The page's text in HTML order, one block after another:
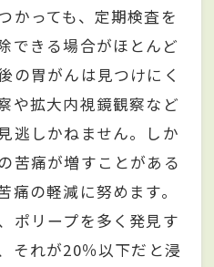
かっても、定期検査を
できる場合がほとんど
の胃がんは見つけにく
や拡大内視鏡観察など
逃しかねません。しか
苦痛が増すことがある
痛の軽減に努めます。
ポリープを多く発見す
それが20％以下だと浸